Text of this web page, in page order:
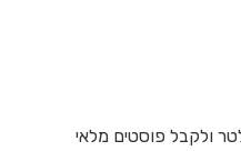
ולקבל פוסטים מלאי